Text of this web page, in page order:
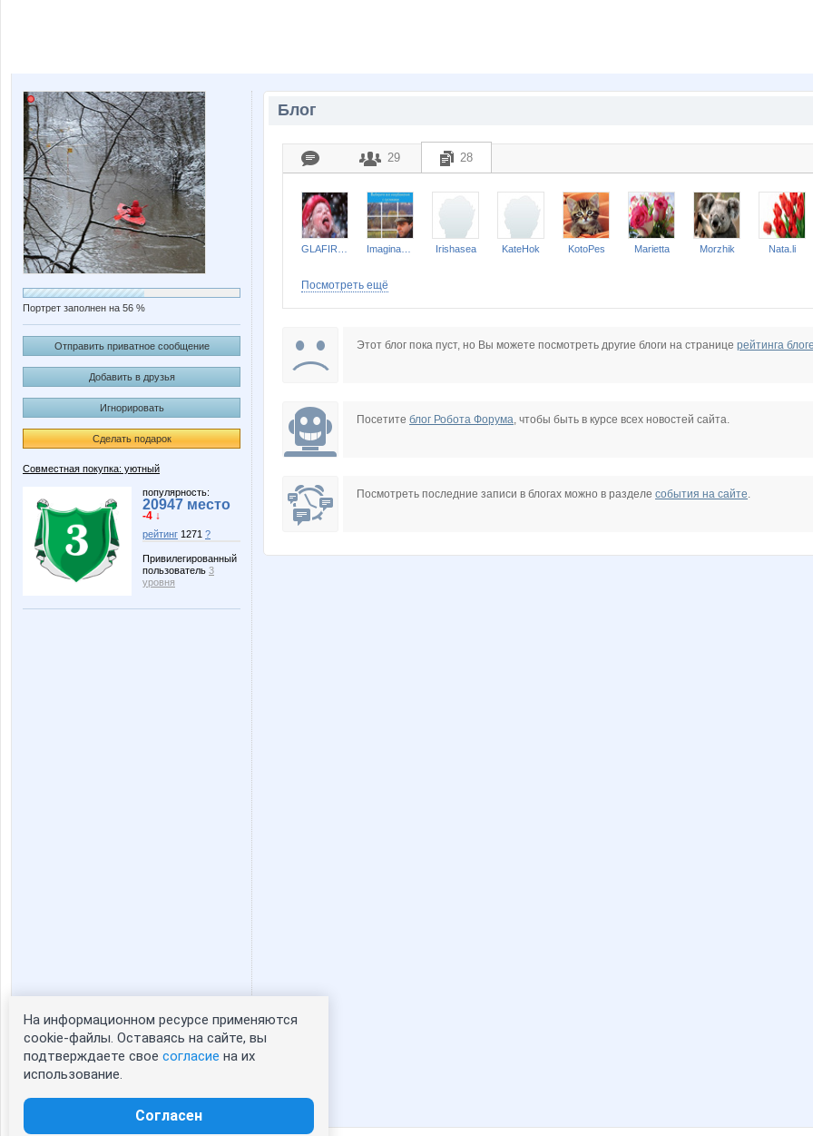
Портрет заполнен на 56 %
Отправить приватное сообщение
Добавить в друзья
Игнорировать
Сделать подарок
Совместная покупка: уютный
популярность:
20947 место
-4 ↓
рейтинг 1271 ?
Привилегированный
пользователь 3
уровня
Статистика портрета:
сейчас просматривают портрет - 0
зарегистрированные пользователи
Блог
29 28
Irishasea KateHok KotoPes Marietta Morzhik Nata.li
ЯОляВ
Посмотреть ещё
Этот блог пока пуст, но Вы можете посмотреть другие блоги на странице рейтинга
Посетите блог Робота Форума, чтобы быть в курсе всех новостей сайта.
Посмотреть последние записи в блогах можно в разделе события на сайте.
На информационном ресурсе применяются
cookie-файлы. Оставаясь на сайте, вы
подтверждаете свое согласие на их
использование.
Согласен